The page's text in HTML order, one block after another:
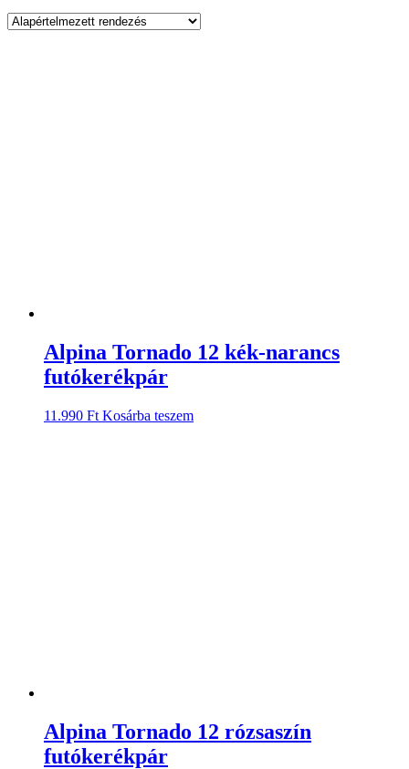
Alpina Tornado 12 kék-narancs
futókerékpár
11.990 Ft Kosárba teszem
Alpina Tornado 12 rózsaszín
futókerékpár